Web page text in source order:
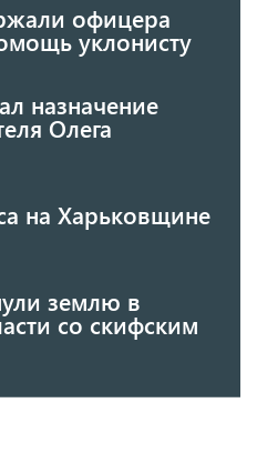
офицера
уклонисту
назначение
Олега
на Харьковщине
землю в
со скифским